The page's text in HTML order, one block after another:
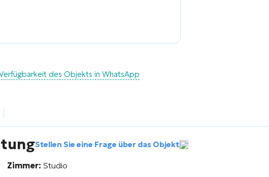
des Objekts in WhatsApp
Stellen Sie eine Frage über das Objekt
Zimmer: Studio